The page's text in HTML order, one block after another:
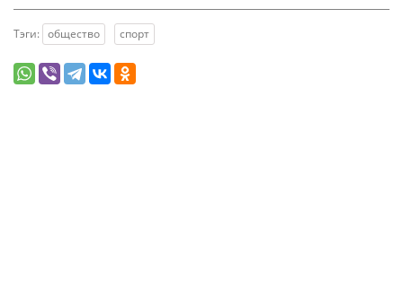
Тэги: общество спорт